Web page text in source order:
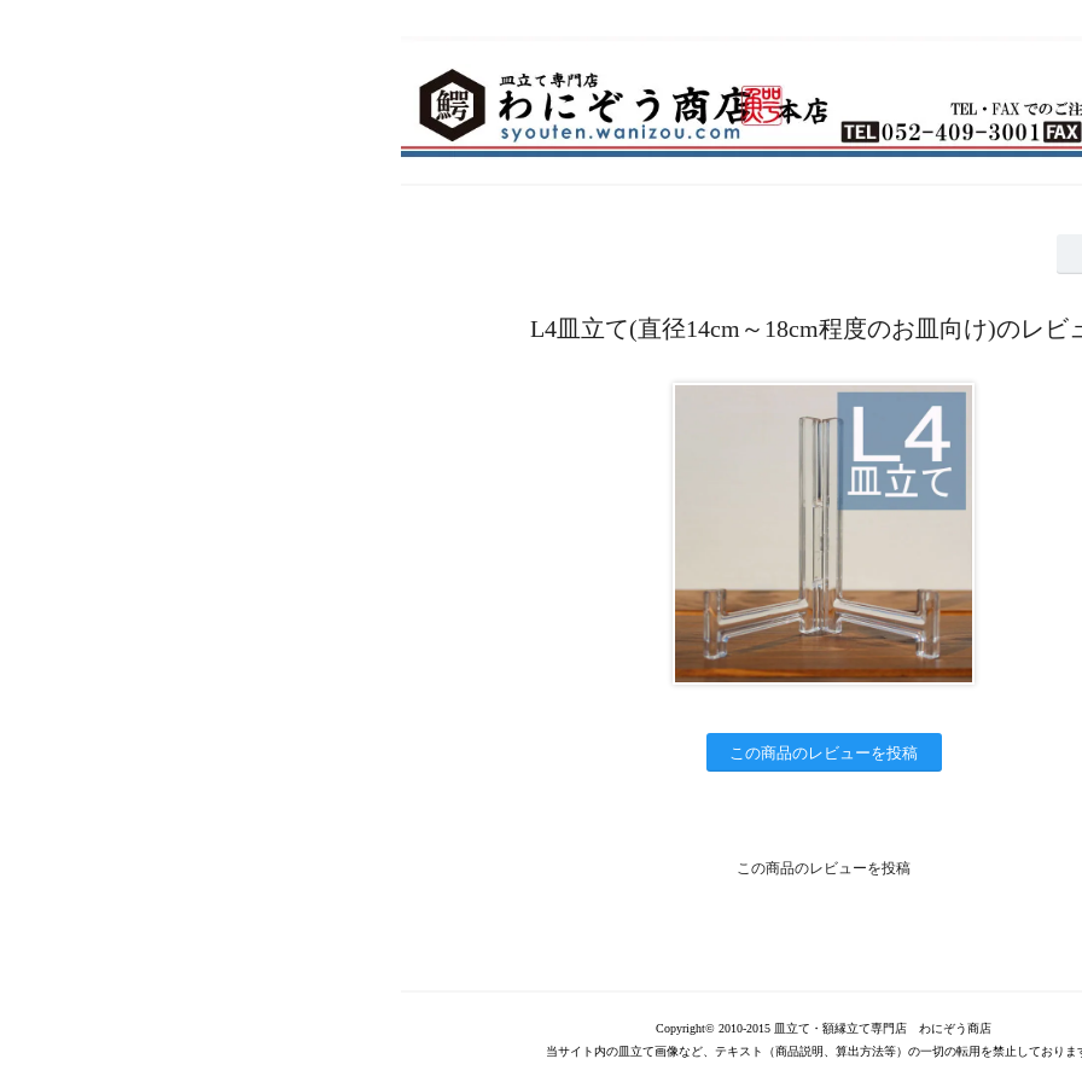
L4皿立て(直径14cm～18cm程度のお皿向け)のレビ
この商品のレビューを投稿
この商品のレビューを投稿
Copyright© 2010-2015 皿立て・額縁立て専門店 わにぞう商店
当サイト内の皿立て画像など、テキスト（商品説明、算出方法等）の一切の転用を禁止しておりま